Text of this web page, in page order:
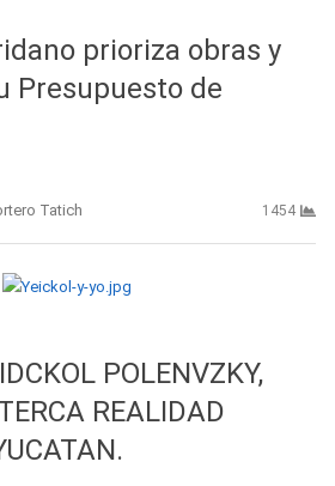
prioriza obras y
Presupuesto de
Tatich 1454
POLENVZKY,
REALIDAD